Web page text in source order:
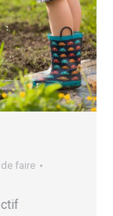
de faire